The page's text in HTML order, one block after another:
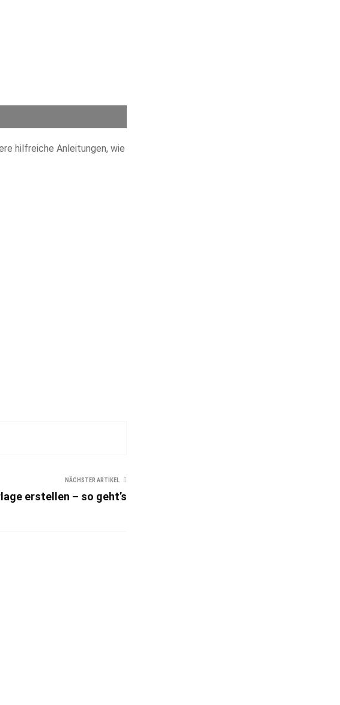
hilfreiche Anleitungen, wie
NÄCHSTER ARTIKEL
erstellen – so geht’s